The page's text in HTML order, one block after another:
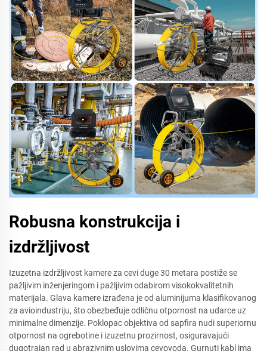
Robusna konstrukcija i
izdržljivost
Izuzetna izdržljivost kamere za cevi duge 30 metara postiže se
pažljivim inženjeringom i pažljivim odabirom visokokvalitetnih
materijala. Glava kamere izrađena je od aluminijuma klasifikovanog
za avioindustriju, što obezbeđuje odličnu otpornost na udarce uz
minimalne dimenzije. Poklopac objektiva od sapfira nudi superiornu
otpornost na ogrebotine i izuzetnu prozirnost, osiguravajući
dugotrajan rad u abrazivnim uslovima cevovoda. Gurnuti kabl ima